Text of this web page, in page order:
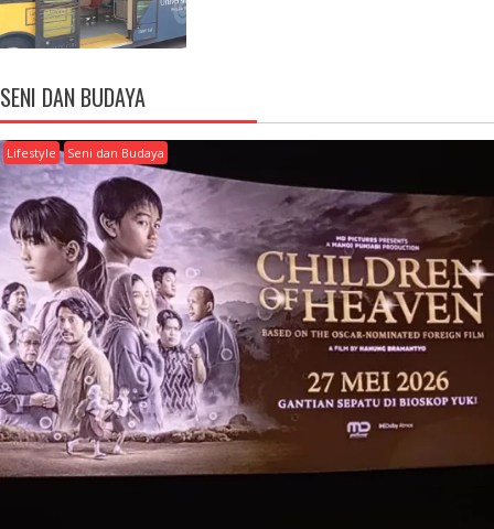
SENI DAN BUDAYA
Lifestyle Seni dan Budaya